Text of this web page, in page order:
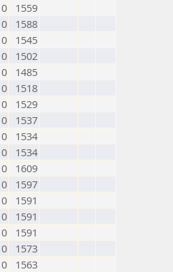
0
1559
0
1588
0
1545
0
1502
0
1485
0
1518
0
1529
0
1537
0
1534
0
1534
0
1609
0
1597
0
1591
0
1591
0
1591
0
1573
0
1563